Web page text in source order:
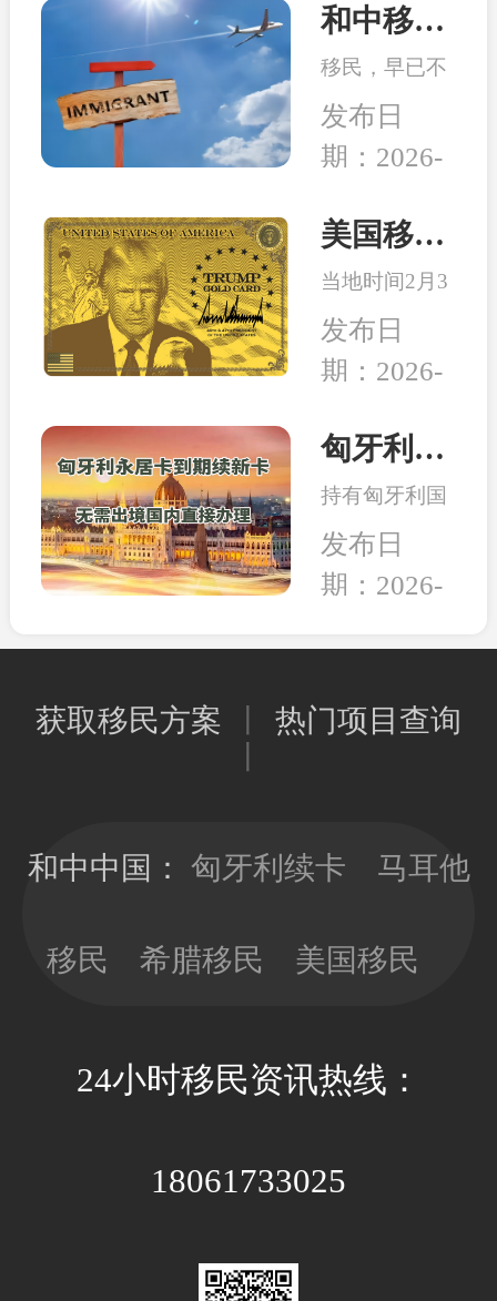
英、使领馆代
表及移民局长
在搭建一
个“交流、合
赢”的国际化
平台。
性价比、宽松
良好的子女教
育、亲民的生
活成本、明确
的入籍路径
和中移民：2026年最适合办理移民身份的6个国家
移民，早已不
是 “我想去
哪”，而是：
这个身份能不
未来可能会面
论是为了孩子
的教育、家人
的养老，还是
出行的自由，
和未来多一层
保障，移民身
是一种工具，
能为我所用，
工具。
发布日
期：2026-
美国移民最新消息：特朗普百万金卡项目被起诉！
当地时间2月3
日，美国多家
组织和团体正
式将一纸诉状
联邦法院，起
强推的“金
卡”计划。当
前建议先行观
望，等待政策
观点是，在移
看，以免因政
本和时间成
发布日
期：2026-
匈牙利永居卡到期续签服务：全程国内办理，直接换发10年新卡
持有匈牙利国
债永居卡的家
人们有福啦！
永居卡到期换
续，可以继续
理，不用登陆
发10年有效
期；目前换新
民监的要求，
可以放心更新
约3-4个月，全
发布日
期：2026-
获取移民方案
热门项目查询
和中中国： 匈牙利续卡 马耳他
移民 希腊移民 美国移民
24小时移民资讯热线：
18061733025